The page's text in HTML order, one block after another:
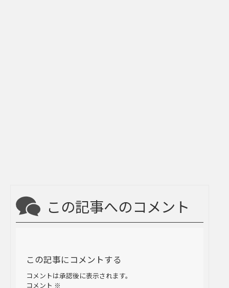
この記事へのコメント
この記事にコメントする
コメントは承認後に表示されます。
コメント ※